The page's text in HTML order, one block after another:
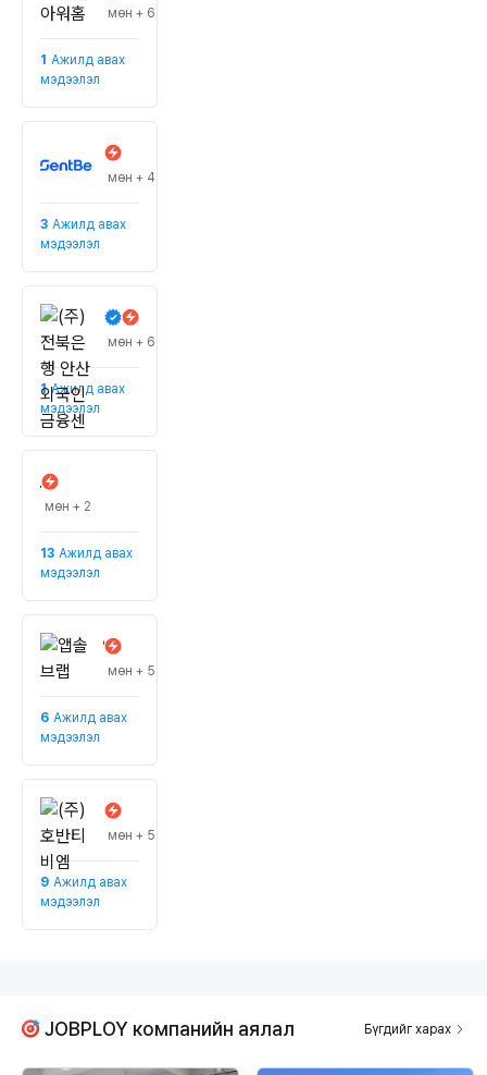
#томоохон корпорациуд
мөн + 6
1 Ажилд авах
мэдээлэл
(주) 센트비
#Гадаадад бага хэмжээний мөнгөн гуйвуулга
мөн + 4
3 Ажилд авах
мэдээлэл
(주)전북은행 안산외국인금융센터
#санхүүгийн холдинг компани
мөн + 6
1 Ажилд авах
мэдээлэл
프리앤워커
#Зочид буудлын менежмент
мөн + 2
13 Ажилд авах
мэдээлэл
앱솔브랩
#Жилийн борлуулалт 50 тэрбум воны
мөн + 5
6 Ажилд авах
мэдээлэл
(주)호반티비엠
#томоохон корпорациуд
мөн + 5
9 Ажилд авах
мэдээлэл
JOBPLOY компанийн аялал Бүгдийг харах